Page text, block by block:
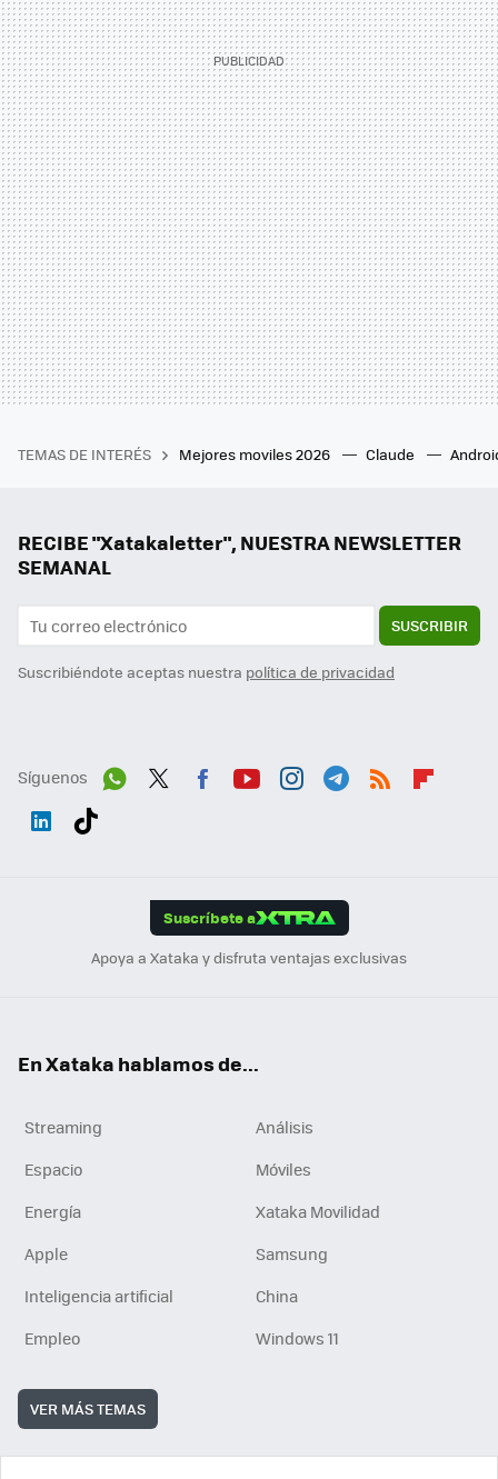
TEMAS DE INTERÉS Mejores moviles 2026 Claude
RECIBE "Xatakaletter", NUESTRA NEWSLETTER
SEMANAL
SUSCRIBIR
Suscribiéndote aceptas nuestra política de privacidad
Síguenos
Suscríbete a
Apoya a Xataka y disfruta ventajas exclusivas
En Xataka hablamos de...
Streaming
Análisis
Espacio
Móviles
Energía
Xataka Movilidad
Apple
Samsung
Inteligencia artificial
China
Empleo
Windows 11
VER MÁS TEMAS